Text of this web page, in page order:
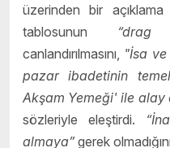
üzerinden bir
tablosunun
“drag
canlandırılmasını, "İsa
pazar ibadetinin
Akşam Yemeği' ile alay
sözleriyle eleştirdi.
almaya”gerek